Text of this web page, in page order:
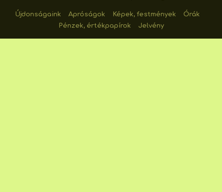
Újdonságaink Apróságok Képek, festmények
Órák
Pénzek, értékpapírok
Jelvény